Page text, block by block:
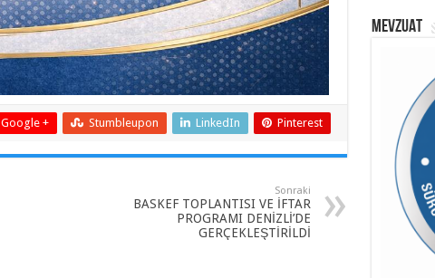
Google + Stumbleupon LinkedIn Pinterest
Sonraki
BASKEF TOPLANTISI VE İFTAR
PROGRAMI DENİZLİ’DE
GERÇEKLEŞTİRİLDİ
MEVZUAT